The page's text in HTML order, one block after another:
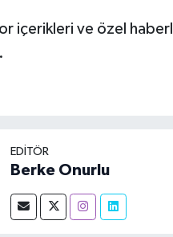
içerikleri ve özel
EDITÖR
Berke Onurlu